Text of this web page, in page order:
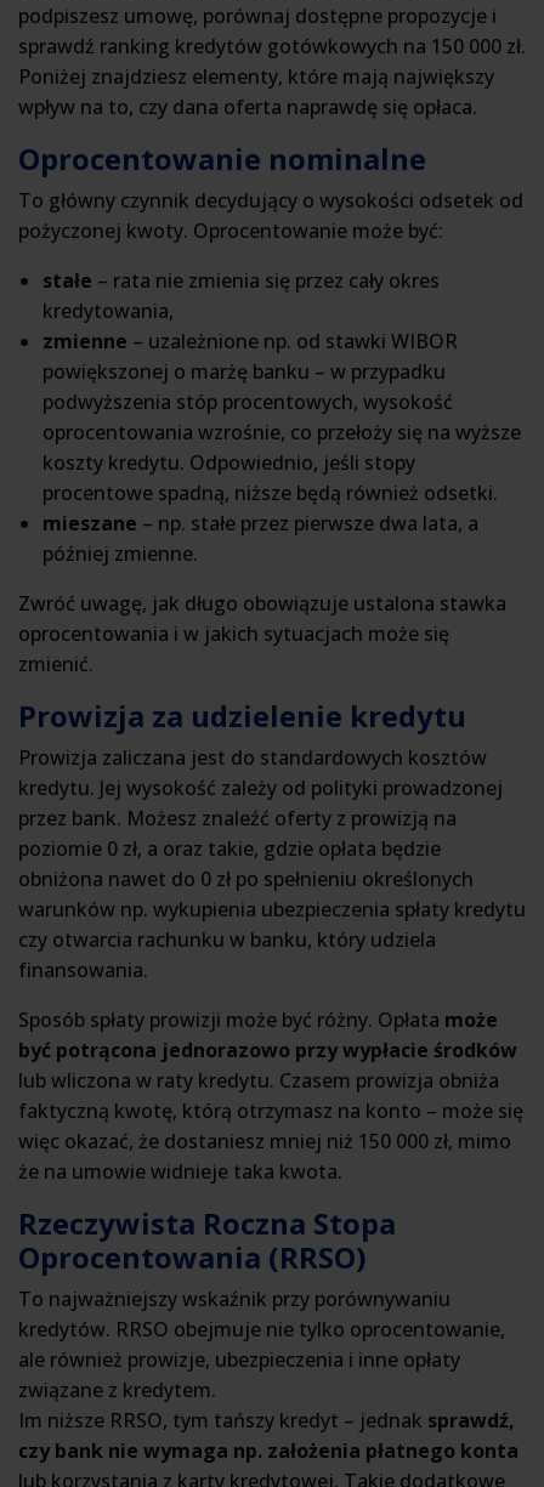
podpiszesz umowę, porównaj dostępne propozycje i
sprawdź ranking kredytów gotówkowych na 150 000 zł.
Poniżej znajdziesz elementy, które mają największy
wpływ na to, czy dana oferta naprawdę się opłaca.
Oprocentowanie nominalne
To główny czynnik decydujący o wysokości odsetek od
pożyczonej kwoty. Oprocentowanie może być:
stałe – rata nie zmienia się przez cały okres
kredytowania,
zmienne – uzależnione np. od stawki WIBOR
powiększonej o marżę banku – w przypadku
podwyższenia stóp procentowych, wysokość
oprocentowania wzrośnie, co przełoży się na wyższe
koszty kredytu. Odpowiednio, jeśli stopy
procentowe spadną, niższe będą również odsetki.
mieszane – np. stałe przez pierwsze dwa lata, a
później zmienne.
Zwróć uwagę, jak długo obowiązuje ustalona stawka
oprocentowania i w jakich sytuacjach może się
zmienić.
Prowizja za udzielenie kredytu
Prowizja zaliczana jest do standardowych kosztów
kredytu. Jej wysokość zależy od polityki prowadzonej
przez bank. Możesz znaleźć oferty z prowizją na
poziomie 0 zł, a oraz takie, gdzie opłata będzie
obniżona nawet do 0 zł po spełnieniu określonych
warunków np. wykupienia ubezpieczenia spłaty kredytu
czy otwarcia rachunku w banku, który udziela
finansowania.
Sposób spłaty prowizji może być różny. Opłata może
być potrącona jednorazowo przy wypłacie środków
lub wliczona w raty kredytu. Czasem prowizja obniża
faktyczną kwotę, którą otrzymasz na konto – może się
więc okazać, że dostaniesz mniej niż 150 000 zł, mimo
że na umowie widnieje taka kwota.
Rzeczywista Roczna Stopa
Oprocentowania (RRSO)
To najważniejszy wskaźnik przy porównywaniu
kredytów. RRSO obejmuje nie tylko oprocentowanie,
ale również prowizje, ubezpieczenia i inne opłaty
związane z kredytem.
Im niższe RRSO, tym tańszy kredyt – jednak sprawdź,
czy bank nie wymaga np. założenia płatnego konta
lub korzystania z karty kredytowej. Takie dodatkowe